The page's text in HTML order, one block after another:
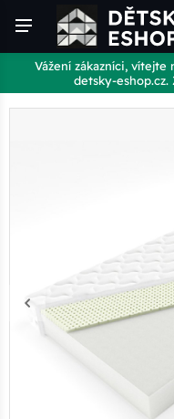
Vážení zákazníci, vítejte
detsky-